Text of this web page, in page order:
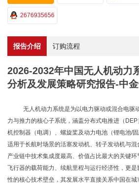
2676935656
报告介绍 订购流程
2026-2032年中国无人机动力
分析及发展策略研究报告-中
无人机动力系统是为以电力驱动或混合电驱
力与推力的核心子系统，涵盖分布式电推进（
机控制器（电调）、螺旋桨及动力电池（锂电池/
适用于长航时场景的活塞发动机、转子发动机与
产业链中技术集成度最高、价值占比最大的关键
飞行器的载荷能力、续航里程与运行经济性，更
性的核心技术壁垒，其发展水平直接关系中国在